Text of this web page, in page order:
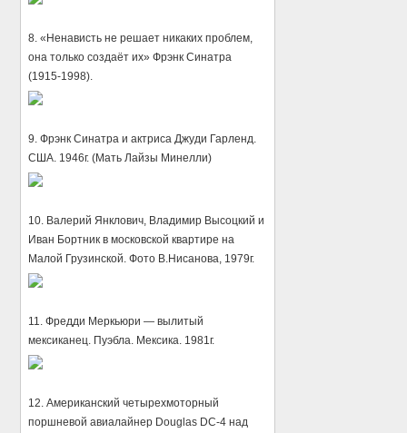
8. «Ненависть не решает никаких проблем,
она только создаёт их» Фрэнк Синатра
(1915-1998).
9. Фрэнк Синатра и актриса Джуди Гарленд.
США. 1946г. (Мать Лайзы Минелли)
10. Валерий Янклович, Владимир Высоцкий и
Иван Бортник в московской квартире на
Малой Грузинской. Фото В.Нисанова, 1979г.
11. Фредди Меркьюри — вылитый
мексиканец. Пуэбла. Мексика. 1981г.
12. Американский четырехмоторный
поршневой авиалайнер Douglas DC-4 над